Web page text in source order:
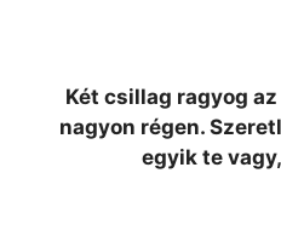
Két csillag ragyog
nagyon régen.
egyik te